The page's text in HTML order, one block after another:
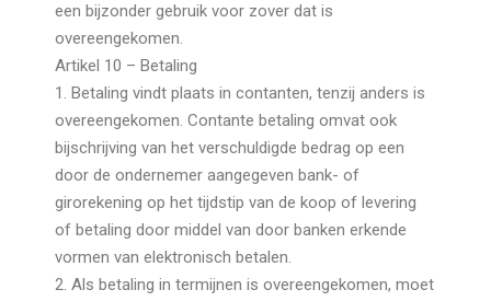
een bijzonder gebruik voor zover dat is
overeengekomen.
Artikel 10 – Betaling
1. Betaling vindt plaats in contanten, tenzij anders is
overeengekomen. Contante betaling omvat ook
bijschrijving van het verschuldigde bedrag op een
door de ondernemer aangegeven bank- of
girorekening op het tijdstip van de koop of levering
of betaling door middel van door banken erkende
vormen van elektronisch betalen.
2. Als betaling in termijnen is overeengekomen, moet